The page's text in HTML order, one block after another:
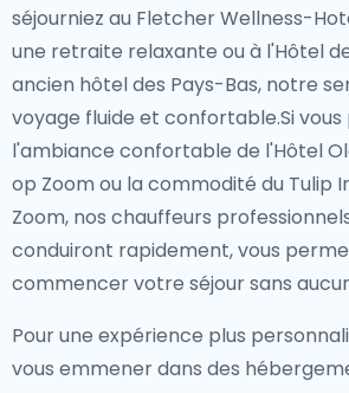
séjourniez au Fletcher Wellness-
une retraite relaxante ou à l'Hôtel
ancien hôtel des Pays-Bas, notre
voyage fluide et confortable.Si
l'ambiance confortable de l'Hôtel
op Zoom ou la commodité du Tulip
Zoom, nos chauffeurs
conduiront rapidement, vous
commencer votre séjour sans
Pour une expérience plus
vous emmener dans des